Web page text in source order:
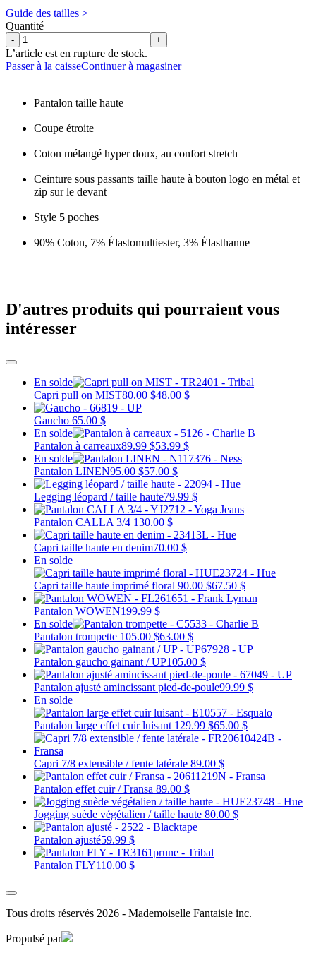
Guide des tailles >
Quantité
- +
L’article est en rupture de stock.
Passer à la caisseContinuer à magasiner
Pantalon taille haute
Coupe étroite
Coton mélangé hyper doux, au confort stretch
Ceinture sous passants taille haute à bouton logo en métal et
zip sur le devant
Style 5 poches
90% Coton, 7% Élastomultiester, 3% Élasthanne
D'autres produits qui pourraient vous
intéresser
En solde
Capri pull on MIST80.00 $48.00 $
Gaucho 65.00 $
En solde
Pantalon à carreaux89.99 $53.99 $
En solde
Pantalon LINEN95.00 $57.00 $
Legging léopard / taille haute79.99 $
Pantalon CALLA 3/4 130.00 $
Capri taille haute en denim70.00 $
En solde
Capri taille haute imprimé floral 90.00 $67.50 $
Pantalon WOWEN199.99 $
En solde
Pantalon trompette 105.00 $63.00 $
Pantalon gaucho gainant / UP105.00 $
Pantalon ajusté amincissant pied-de-poule99.99 $
En solde
Pantalon large effet cuir luisant 129.99 $65.00 $
Capri 7/8 extensible / fente latérale 89.00 $
Pantalon effet cuir / Fransa 89.00 $
Jogging suède végétalien / taille haute 80.00 $
Pantalon ajusté59.99 $
Pantalon FLY110.00 $
Tous droits réservés 2026 - Mademoiselle Fantaisie inc.
Propulsé par